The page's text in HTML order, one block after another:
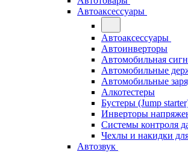
Автоаксессуары
Автоаксессуары
Автоинверторы
Автомобильная
Автомобильные
Автомобильные
Алкотестеры
Бустеры (Jump
Инверторы
Системы контроля
Чехлы и накидки
Автозвук